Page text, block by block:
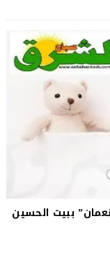
ببيت الحسين